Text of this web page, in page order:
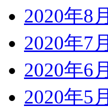
2020年8月
2020年7月
2020年6月
2020年5月